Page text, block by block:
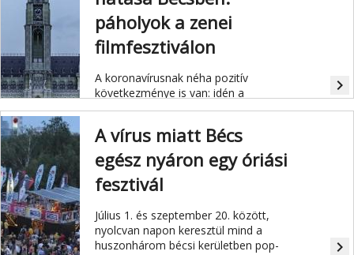
páholyok a zenei
filmfesztiválon
A koronavírusnak néha pozitív
következménye is van: idén a
hagyományos, Rathausplatzon
páholyból élvezhetik a vendégek.
navigate_next
A vírus miatt Bécs
egész nyáron egy óriási
fesztivál
Július 1. és szeptember 20. között,
nyolcvan napon keresztül mind a
huszonhárom bécsi kerületben pop-
navigate_next